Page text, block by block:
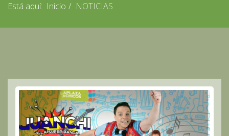
Está aquí: Inicio NOTICIAS